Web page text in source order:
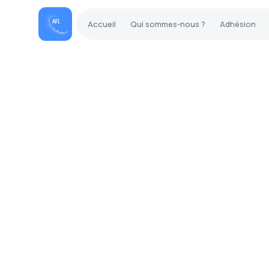
Accueil Qui sommes-nous ? Adhésion